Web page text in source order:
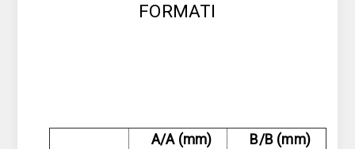
FORMATI
A/A (mm)
B/B (mm)